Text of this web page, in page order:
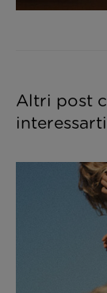
Altri post
interessarti